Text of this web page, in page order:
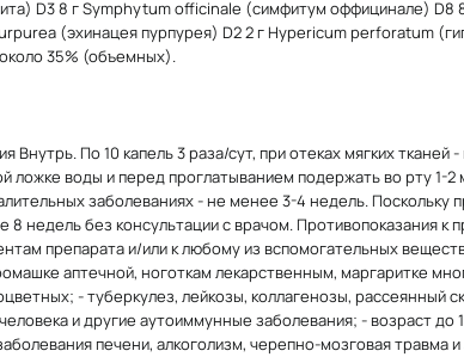
D3 8 г Symphytum officinale (симфитум оффицинале) D8
(эхинацея пурпурея) D2 2 г Hypericum perforatum
35% (объемных).
Внутрь. По 10 капель 3 раза/сут, при отеках мягких тканей
ложке воды и перед проглатыванием подержать во рту 1-
заболеваниях - не менее 3-4 недель.
8 недель без консультации с врачом. Противопоказания
препарата и/или к любому из вспомогательных
аптечной, ноготкам лекарственным, маргаритке
- туберкулез, лейкозы, коллагенозы, рассеянный
и другие аутоиммунные заболевания; - возраст
печени, алкоголизм, черепно-мозговая травма